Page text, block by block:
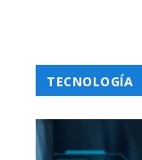
TECNOLOGÍA